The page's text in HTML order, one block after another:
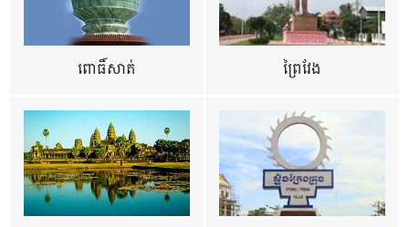
ពោធិ៍សាត់ ព្រៃវែង